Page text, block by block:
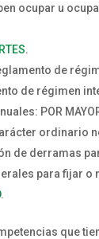
ocupar u
.
de
de régimen
POR
ordinario
derramas
para fijar o
.
que